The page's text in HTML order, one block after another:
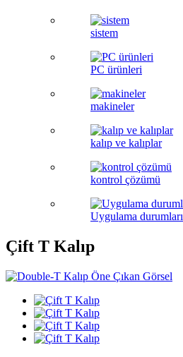
sistem
PC ürünleri
makineler
kalıp ve kalıplar
kontrol çözümü
Uygulama durumları
Çift T Kalıp